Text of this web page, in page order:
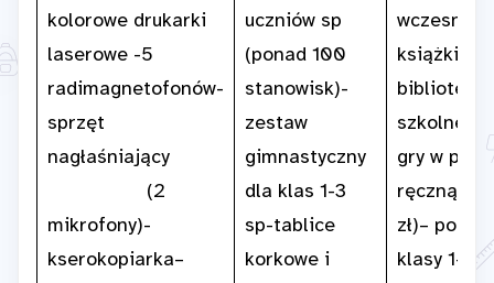
kolorowe drukarki
laserowe -5
radimagnetofonów-
sprzęt
nagłaśniający
(2
mikrofony)-
kserokopiarka–
uczniów sp
(ponad 100
stanowisk)-
zestaw
gimnastyczny
dla klas 1-3
sp-tablice
korkowe i
książki do
biblioteki
szkolnej-
gry w piłkę
ręczną
zł)–
klasy 1-3